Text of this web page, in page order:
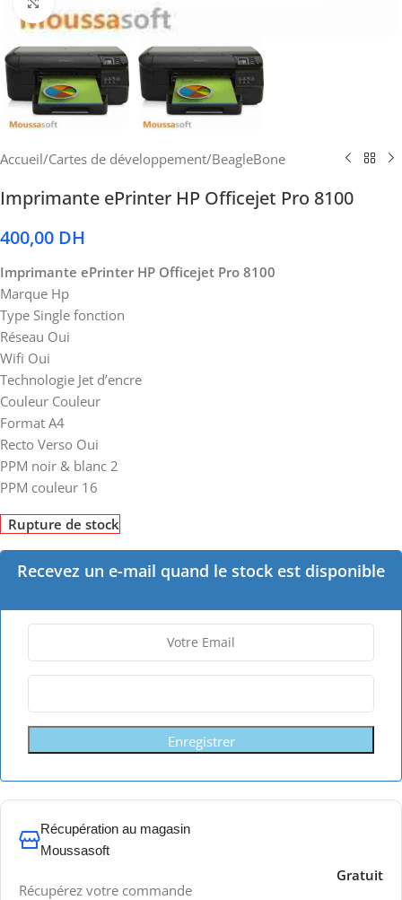
Accueil/Cartes de développement/BeagleBone
Imprimante ePrinter HP Officejet Pro 8100
400,00 DH
Imprimante ePrinter HP Officejet Pro 8100
Marque Hp
Type Single fonction
Réseau Oui
Wifi Oui
Technologie Jet d’encre
Couleur Couleur
Format A4
Recto Verso Oui
PPM noir & blanc 2
PPM couleur 16
Rupture de stock
Recevez un e-mail quand le stock est disponible
Enregistrer
Récupération au magasin
Moussasoft
Récupérez votre commande
Gratuit